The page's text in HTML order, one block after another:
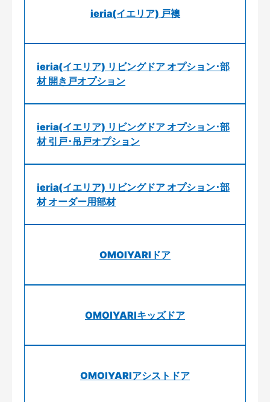
ieria(イエリア) 戸襖
ieria(イエリア) リビングドア オプション･部
材 開き戸オプション
ieria(イエリア) リビングドア オプション･部
材 引戸･吊戸オプション
ieria(イエリア) リビングドア オプション･部
材 オーダー用部材
OMOIYARIドア
OMOIYARIキッズドア
OMOIYARIアシストドア